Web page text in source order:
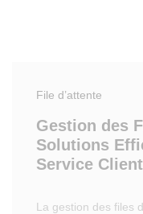
File d’attente
Gestion des
Solutions
Service Client
La gestion des files